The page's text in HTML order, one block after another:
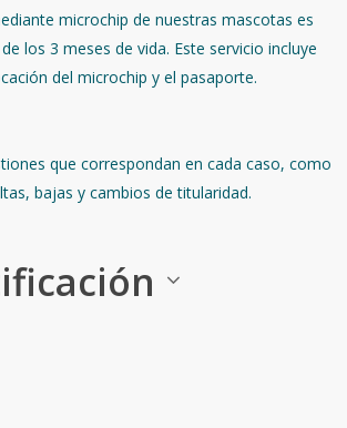
microchip de nuestras mascotas es
los 3 meses de vida. Este servicio incluye
del microchip y el pasaporte.
que correspondan en cada caso, como
bajas y cambios de titularidad.